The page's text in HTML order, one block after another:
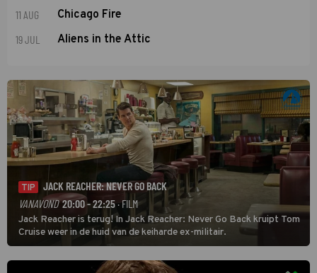
11 AUG Chicago Fire
19 JUL Aliens in the Attic
TIP
JACK REACHER: NEVER GO BACK
VANAVOND 20:00 - 22:25 · FILM
Jack Reacher is terug! In Jack Reacher: Never Go Back kruipt Tom
Cruise weer in de huid van de keiharde ex-militair.